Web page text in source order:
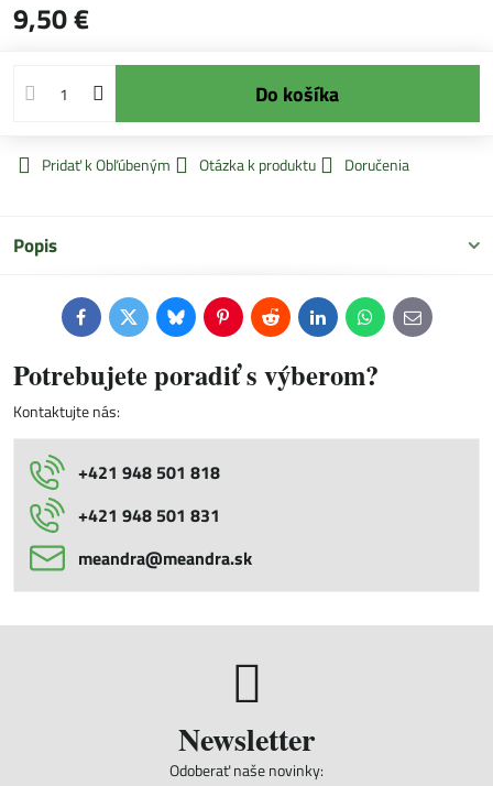
9,50 €
Do košíka
Pridať k Obľúbeným Otázka k produktu Doručenia
Popis
FacebookTwitterBlueskyPinterestReddit LinkedInWhatsApp
E-
mail
Potrebujete poradiť s výberom?
Kontaktujte nás:
+421 948 501 818
+421 948 501 831
meandra​@meandra​.sk
Newsletter
Odoberať naše novinky: